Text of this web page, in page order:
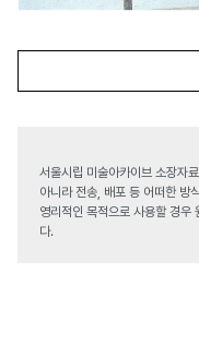
서울시립 미술아카이브 소장자
아니라 전송, 배포 등 어떠한 방
영리적인 목적으로 사용할 경우
다.